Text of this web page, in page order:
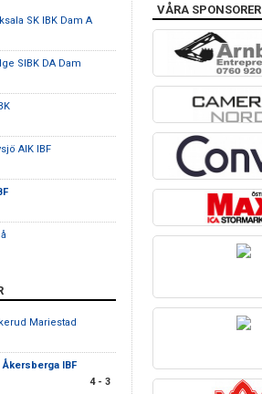
SK IBK Dam A
SIBK DA Dam
AIK IBF
Mariestad
Åkersberga IBF
4 - 3
VÅRA SPONSORER